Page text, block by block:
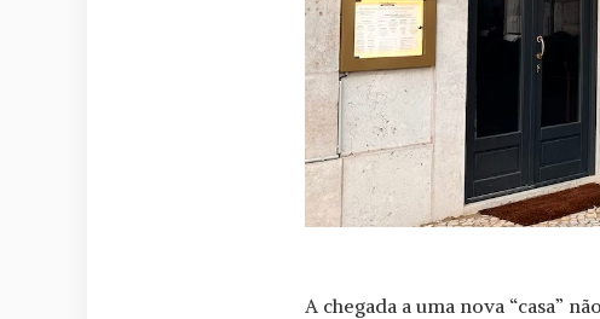
A chegada a uma nova “casa”